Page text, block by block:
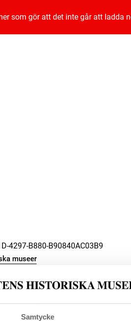
Samtycke
som gör att det inte går att ladda
4297-B880-B90840AC03B9
museer
alla sätt. Ange gärna upphovsperson om
Mark PDM
media/C9E79837-FF1D-